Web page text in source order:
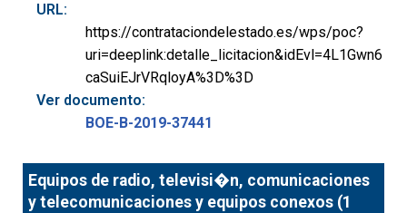
URL:
https://contrataciondelestado.es/wps/poc?
uri=deeplink:detalle_licitacion&idEvl=4L1Gwn6
caSuiEJrVRqloyA%3D%3D
Ver documento:
BOE-B-2019-37441
Equipos de radio, televisi�n, comunicaciones
y telecomunicaciones y equipos conexos (1